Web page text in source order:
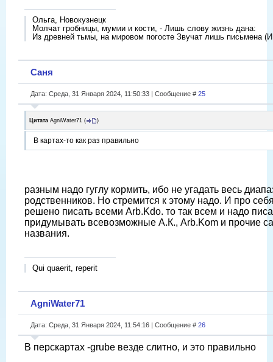
Ольга, Новокузнецк
Молчат гробницы, мумии и кости, - Лишь слову жизнь дана:
Из древней тьмы, на мировом погосте Звучат лишь письмена
Саня
Дата: Среда, 31 Января 2024, 11:50:33 | Сообщение # 25
Цитата AgniWater71 ( )
В картах-то как раз правильно
разным надо гуглу кормить, ибо не угадать весь
родственников. Но стремится к этому надо. И про
решено писать всеми Arb.Kdo. то так всем и надо
придумывать всевозможные А.К., Arb.Kom и прочие
названия.
Qui quaerit, reperit
AgniWater71
Дата: Среда, 31 Января 2024, 11:54:16 | Сообщение # 26
В перскартах -grube везде слитно, и это правильно